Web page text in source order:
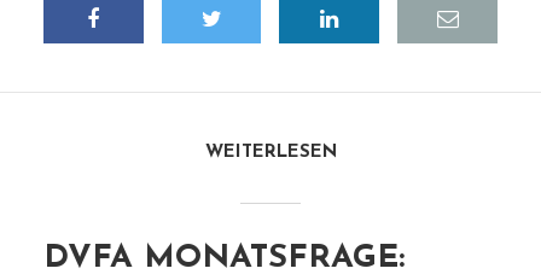
WEITERLESEN
DVFA MONATSFRAGE: